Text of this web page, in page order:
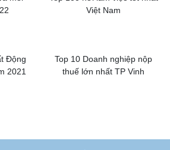
Việt Nam
Động
2021
Top 10 Doanh nghiệp nộp
thuế lớn nhất TP Vinh